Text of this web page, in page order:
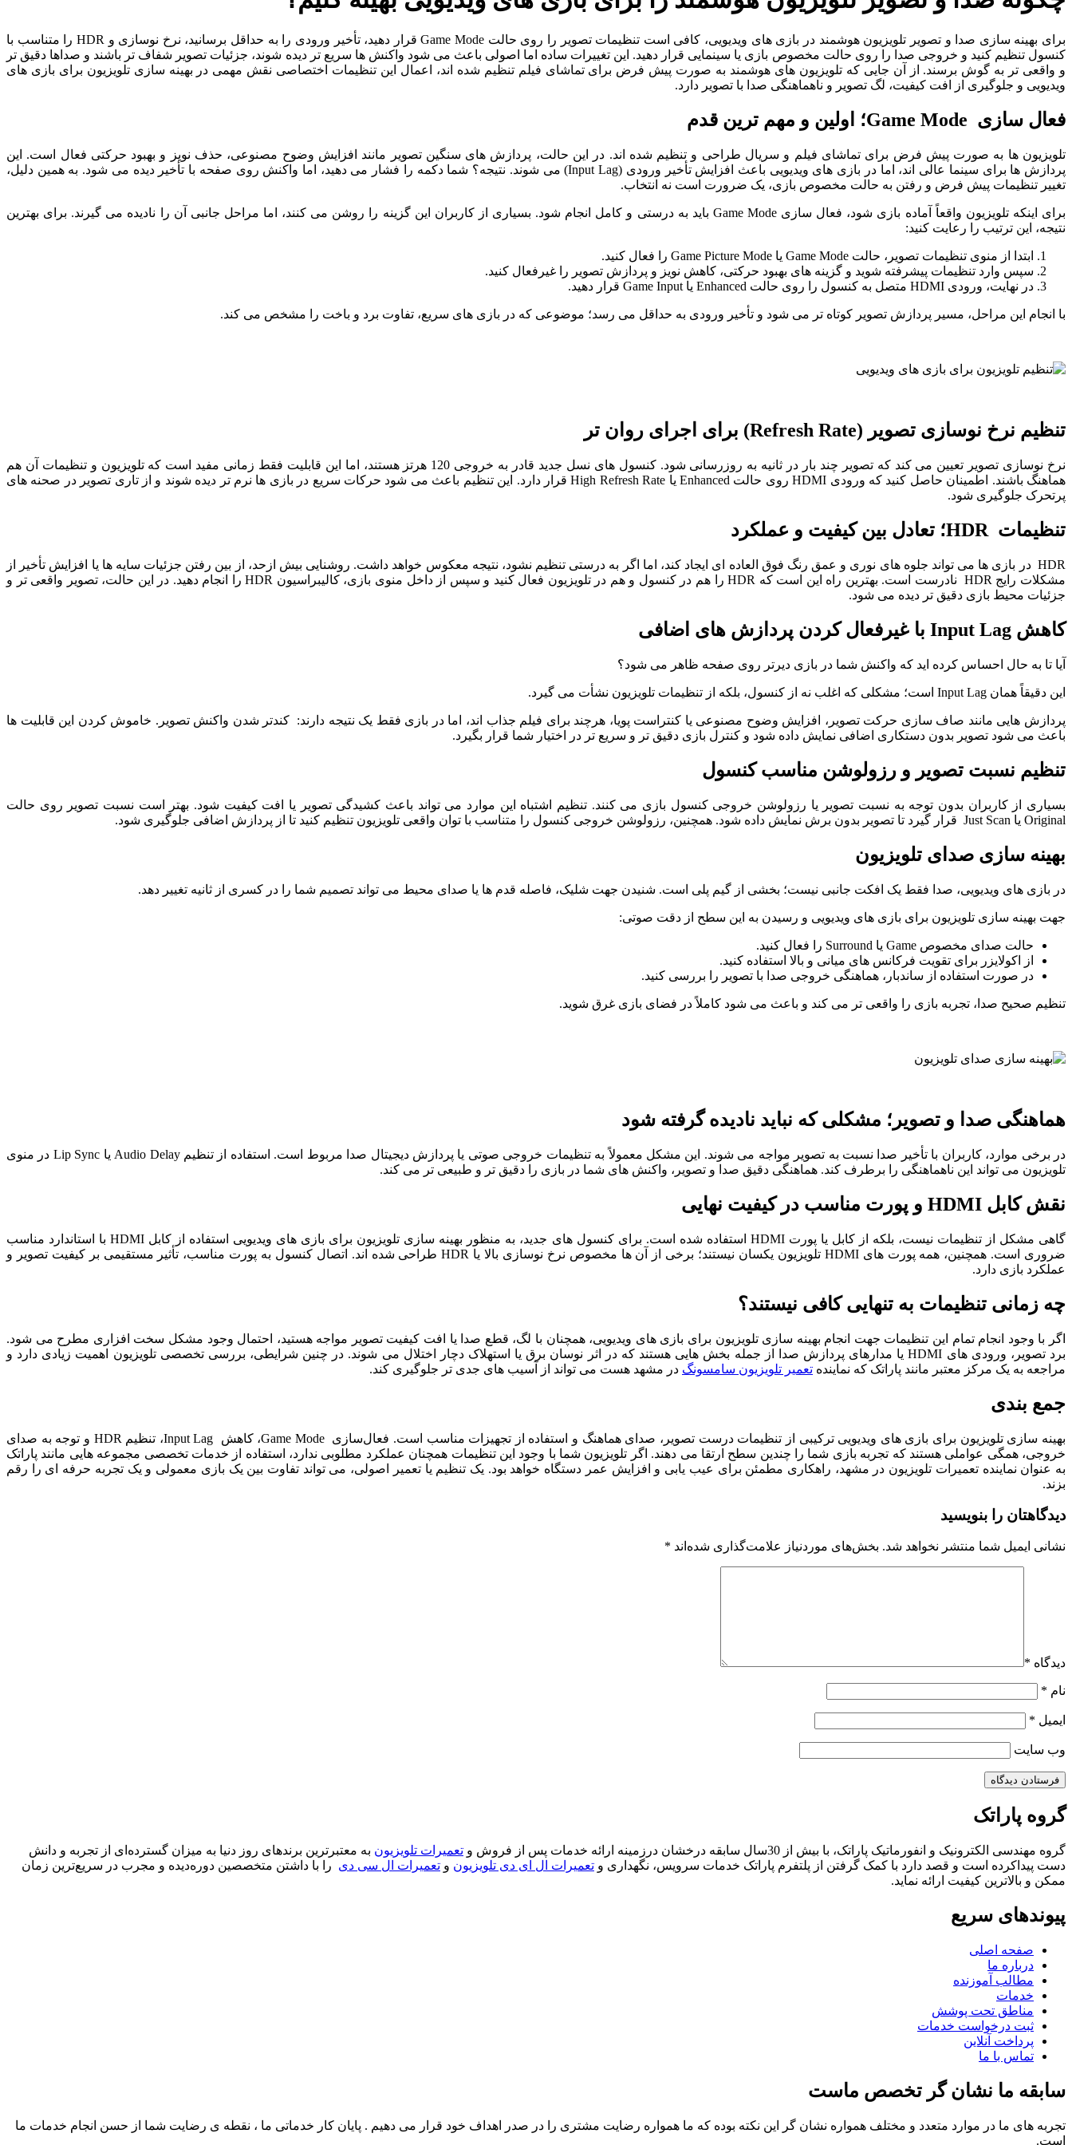
برای بهینه ‌سازی صدا و تصویر تلویزیون هوشمند در بازی ‌های ویدیویی، کافی است تنظیمات تصویر را روی حالت Game Mode قرار دهید، تأخیر ورودی را به حداقل برسانید، نرخ نوسازی و HDR را متناسب با
کنسول تنظیم کنید و خروجی صدا را روی حالت مخصوص بازی یا سینمایی قرار دهید. این تغییرات ساده اما اصولی باعث می ‌شود واکنش ‌ها سریع ‌تر دیده شوند، جزئیات تصویر شفاف ‌تر باشند و صداها دقیق‌ تر
و واقعی ‌تر به گوش برسند. از آن ‌جایی که تلویزیون‌ های هوشمند به‌ صورت پیش ‌فرض برای تماشای فیلم تنظیم شده ‌اند، اعمال این تنظیمات اختصاصی نقش مهمی در بهینه ‌سازی تلویزیون برای بازی‌ های
ویدیویی و جلوگیری از افت کیفیت، لگ تصویر و ناهماهنگی صدا با تصویر دارد.
فعال‌ سازی Game Mode؛ اولین و مهم ‌ترین قدم
تلویزیون ‌ها به ‌صورت پیش ‌فرض برای تماشای فیلم و سریال طراحی و تنظیم شده ‌اند. در این حالت، پردازش ‌های سنگین تصویر مانند افزایش وضوح مصنوعی، حذف نویز و بهبود حرکتی فعال است. این
پردازش ‌ها برای سینما عالی ‌اند، اما در بازی ‌های ویدیویی باعث افزایش تأخیر ورودی (Input Lag) می ‌شوند. نتیجه؟ شما دکمه را فشار می ‌دهید، اما واکنش روی صفحه با تأخیر دیده می ‌شود. به همین دلیل،
تغییر تنظیمات پیش ‌فرض و رفتن به حالت مخصوص بازی، یک ضرورت است نه انتخاب.
برای اینکه تلویزیون واقعاً آماده بازی شود، فعال‌ سازی Game Mode باید به ‌درستی و کامل انجام شود. بسیاری از کاربران این گزینه را روشن می ‌کنند، اما مراحل جانبی آن را نادیده می ‌گیرند. برای بهترین
نتیجه، این ترتیب را رعایت کنید:
ابتدا از منوی تنظیمات تصویر، حالت Game Mode یا Game Picture Mode را فعال کنید.
سپس وارد تنظیمات پیشرفته شوید و گزینه ‌های بهبود حرکتی، کاهش نویز و پردازش تصویر را غیرفعال کنید.
در نهایت، ورودی HDMI متصل به کنسول را روی حالت Enhanced یا Game Input قرار دهید.
با انجام این مراحل، مسیر پردازش تصویر کوتاه ‌تر می ‌شود و تأخیر ورودی به حداقل می ‌رسد؛ موضوعی که در بازی ‌های سریع، تفاوت برد و باخت را مشخص می ‌کند.
تنظیم نرخ نوسازی تصویر (Refresh Rate) برای اجرای روان ‌تر
نرخ نوسازی تصویر تعیین می ‌کند که تصویر چند بار در ثانیه به ‌روزرسانی شود. کنسول ‌های نسل جدید قادر به خروجی 120 هرتز هستند، اما این قابلیت فقط زمانی مفید است که تلویزیون و تنظیمات آن هم
هماهنگ باشند. اطمینان حاصل کنید که ورودی HDMI روی حالت Enhanced یا High Refresh Rate قرار دارد. این تنظیم باعث می ‌شود حرکات سریع در بازی ‌ها نرم‌ تر دیده شوند و از تاری تصویر در صحنه ‌های
پرتحرک جلوگیری شود.
تنظیمات HDR؛ تعادل بین کیفیت و عملکرد
HDR در بازی ‌ها می ‌تواند جلوه‌ های نوری و عمق رنگ فوق‌ العاده‌ ای ایجاد کند، اما اگر به ‌درستی تنظیم نشود، نتیجه معکوس خواهد داشت. روشنایی بیش ‌ازحد، از بین رفتن جزئیات سایه ‌ها یا افزایش تأخیر از
مشکلات رایج HDR نادرست است. بهترین راه این است که HDR را هم در کنسول و هم در تلویزیون فعال کنید و سپس از داخل منوی بازی، کالیبراسیون HDR را انجام دهید. در این حالت، تصویر واقعی ‌تر و
جزئیات محیط بازی دقیق ‌تر دیده می ‌شود.
کاهش Input Lag با غیرفعال کردن پردازش ‌های اضافی
آیا تا به حال احساس کرده ‌اید که واکنش شما در بازی دیرتر روی صفحه ظاهر می ‌شود؟
این دقیقاً همان Input Lag است؛ مشکلی که اغلب نه از کنسول، بلکه از تنظیمات تلویزیون نشأت می‌ گیرد.
پردازش‌ هایی مانند صاف ‌سازی حرکت تصویر، افزایش وضوح مصنوعی یا کنتراست پویا، هرچند برای فیلم جذاب ‌اند، اما در بازی فقط یک نتیجه دارند: کندتر شدن واکنش تصویر. خاموش کردن این قابلیت‌ ها
باعث می ‌شود تصویر بدون دستکاری اضافی نمایش داده شود و کنترل بازی دقیق ‌تر و سریع ‌تر در اختیار شما قرار بگیرد.
تنظیم نسبت تصویر و رزولوشن مناسب کنسول
بسیاری از کاربران بدون توجه به نسبت تصویر یا رزولوشن خروجی کنسول بازی می ‌کنند. تنظیم اشتباه این موارد می ‌تواند باعث کشیدگی تصویر یا افت کیفیت شود. بهتر است نسبت تصویر روی حالت
Original یا Just Scan قرار گیرد تا تصویر بدون برش نمایش داده شود. همچنین، رزولوشن خروجی کنسول را متناسب با توان واقعی تلویزیون تنظیم کنید تا از پردازش اضافی جلوگیری شود.
بهینه ‌سازی صدای تلویزیون
در بازی‌ های ویدیویی، صدا فقط یک افکت جانبی نیست؛ بخشی از گیم ‌پلی است. شنیدن جهت شلیک، فاصله قدم‌ ها یا صدای محیط می ‌تواند تصمیم شما را در کسری از ثانیه تغییر دهد.
جهت بهینه ‌سازی تلویزیون برای بازی‌ های ویدیویی و رسیدن به این سطح از دقت صوتی:
حالت صدای مخصوص Game یا Surround را فعال کنید.
از اکولایزر برای تقویت فرکانس ‌های میانی و بالا استفاده کنید.
در صورت استفاده از ساندبار، هماهنگی خروجی صدا با تصویر را بررسی کنید.
تنظیم صحیح صدا، تجربه بازی را واقعی ‌تر می ‌کند و باعث می ‌شود کاملاً در فضای بازی غرق شوید.
هماهنگی صدا و تصویر؛ مشکلی که نباید نادیده گرفته شود
در برخی موارد، کاربران با تأخیر صدا نسبت به تصویر مواجه می ‌شوند. این مشکل معمولاً به تنظیمات خروجی صوتی یا پردازش دیجیتال صدا مربوط است. استفاده از تنظیم Audio Delay یا Lip Sync در منوی
تلویزیون می ‌تواند این ناهماهنگی را برطرف کند. هماهنگی دقیق صدا و تصویر، واکنش ‌های شما در بازی را دقیق ‌تر و طبیعی ‌تر می ‌کند.
نقش کابل HDMI و پورت مناسب در کیفیت نهایی
گاهی مشکل از تنظیمات نیست، بلکه از کابل یا پورت HDMI استفاده ‌شده است. برای کنسول ‌های جدید، به منظور بهینه ‌سازی تلویزیون برای بازی‌ های ویدیویی استفاده از کابل HDMI با استاندارد مناسب
ضروری است. همچنین، همه پورت ‌های HDMI تلویزیون یکسان نیستند؛ برخی از آن ‌ها مخصوص نرخ نوسازی بالا یا HDR طراحی شده ‌اند. اتصال کنسول به پورت مناسب، تأثیر مستقیمی بر کیفیت تصویر و
عملکرد بازی دارد.
چه زمانی تنظیمات به ‌تنهایی کافی نیستند؟
اگر با وجود انجام تمام این تنظیمات جهت انجام بهینه ‌سازی تلویزیون برای بازی‌ های ویدیویی، همچنان با لگ، قطع صدا یا افت کیفیت تصویر مواجه هستید، احتمال وجود مشکل سخت ‌افزاری مطرح می ‌شود.
برد تصویر، ورودی ‌های HDMI یا مدارهای پردازش صدا از جمله بخش ‌هایی هستند که در اثر نوسان برق یا استهلاک دچار اختلال می ‌شوند. در چنین شرایطی، بررسی تخصصی تلویزیون اهمیت زیادی دارد و
مراجعه به یک مرکز معتبر مانند پاراتک که نماینده تعمیر تلویزیون سامسونگ در مشهد هست می ‌تواند از آسیب‌ های جدی ‌تر جلوگیری کند.
جمع ‌بندی
بهینه‌ سازی تلویزیون برای بازی ‌های ویدیویی ترکیبی از تنظیمات درست تصویر، صدای هماهنگ و استفاده از تجهیزات مناسب است. فعال‌سازی Game Mode، کاهش Input Lag، تنظیم HDR و توجه به صدای
خروجی، همگی عواملی هستند که تجربه بازی شما را چندین سطح ارتقا می ‌دهند. اگر تلویزیون شما با وجود این تنظیمات همچنان عملکرد مطلوبی ندارد، استفاده از خدمات تخصصی مجموعه ‌هایی مانند پاراتک
به‌ عنوان نماینده تعمیرات تلویزیون در مشهد، راهکاری مطمئن برای عیب ‌یابی و افزایش عمر دستگاه خواهد بود. یک تنظیم یا تعمیر اصولی، می‌ تواند تفاوت بین یک بازی معمولی و یک تجربه حرفه ‌ای را رقم
بزند.
دیدگاهتان را بنویسید
نشانی ایمیل شما منتشر نخواهد شد. بخش‌های موردنیاز علامت‌گذاری شده‌اند *
دیدگاه *
نام *
ایمیل *
وب‌ سایت
گروه پاراتک
گروه مهندسی الکترونیک و انفورماتیک پاراتک، با بیش از 30سال سابقه درخشان درزمینه ارائه خدمات پس از فروش و تعمیرات تلویزیون به معتبرترین برندهای روز دنیا به میزان گسترده‌ای از تجربه و دانش
دست پیداکرده است و قصد دارد با کمک گرفتن از پلتفرم پاراتک خدمات سرویس، نگهداری و تعمیرات ال ای دی تلویزیون و تعمیرات ال سی دی را با داشتن متخصصین دوره‌دیده و مجرب در سریع‌ترین زمان
ممکن و بالاترین کیفیت ارائه نماید.
پیوندهای سریع
صفحه اصلی
درباره ما
مطالب آموزنده
خدمات
مناطق تحت پوشش
ثبت درخواست خدمات
پرداخت آنلاین
تماس با ما
سابقه ما نشان گر تخصص ماست
تجربه های ما در موارد متعدد و مختلف همواره نشان گر این نکته بوده که ما همواره رضایت مشتری را در صدر اهداف خود قرار می دهیم . پایان کار خدماتی ما ، نقطه ی رضایت شما از حسن انجام خدمات ما
است.